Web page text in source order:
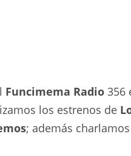
Funcimema Radio 356
los estrenos de
; además